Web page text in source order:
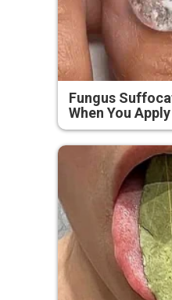
Fungus
When You